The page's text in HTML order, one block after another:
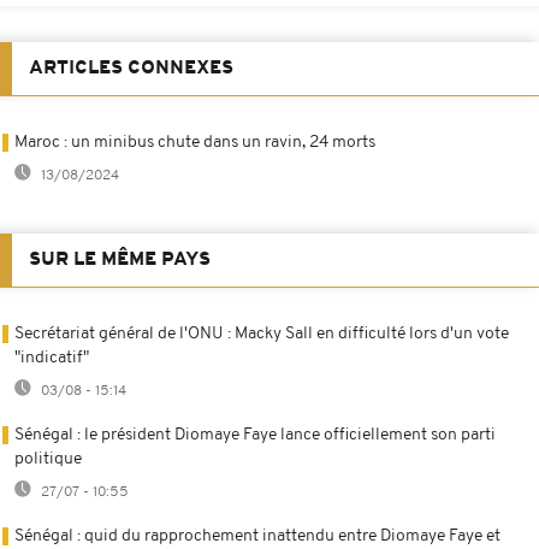
ARTICLES CONNEXES
Maroc : un minibus chute dans un ravin, 24 morts
13/08/2024
SUR LE MÊME PAYS
Secrétariat général de l'ONU : Macky Sall en difficulté lors d'un vote
"indicatif"
03/08 - 15:14
Sénégal : le président Diomaye Faye lance officiellement son parti
politique
27/07 - 10:55
Sénégal : quid du rapprochement inattendu entre Diomaye Faye et